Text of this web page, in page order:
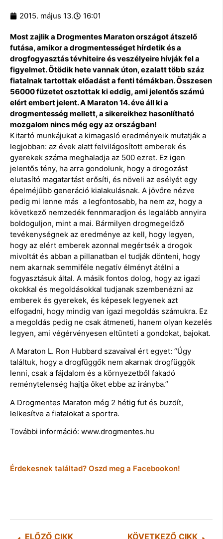
2015. május 13. 16:01
Most zajlik a Drogmentes Maraton országot átszelő
futása, amikor a drogmentességet hírdetik és a
drogfogyasztás tévhiteire és veszélyeire hívják fel a
figyelmet. Ötödik hete vannak úton, ezalatt több száz
fiatalnak tartottak előadást a fenti témákban. Összesen
56000 füzetet osztottak ki eddig, ami jelentős számú
elért embert jelent. A Maraton 14. éve áll ki a
drogmentesség mellett, a sikereikhez hasonlítható
mozgalom nincs még egy az országban!
Kitartó munkájukat a kimagasló eredményeik mutatják a
legjobban: az évek alatt felvilágosított emberek és
gyerekek száma meghaladja az 500 ezret. Ez igen
jelentős tény, ha arra gondolunk, hogy a drogozást
elutasító magatartást erősíti, és növeli az esélyét egy
épelméjűbb generáció kialakulásnak. A jövőre nézve
pedig mi lenne más a legfontosabb, ha nem az, hogy a
következő nemzedék fennmaradjon és legalább annyira
boldoguljon, mint a mai. Bármilyen drogmegelőző
tevékenységnek az eredménye az kell, hogy legyen,
hogy az elért emberek azonnal megértsék a drogok
mivoltát és abban a pillanatban el tudják dönteni, hogy
nem akarnak semmiféle negatív élményt átélni a
fogyasztásuk által. A másik fontos dolog, hogy az igazi
okokkal és megoldásokkal tudjanak szembenézni az
emberek és gyerekek, és képesek legyenek azt
elfogadni, hogy mindig van igazi megoldás számukra. Ez
a megoldás pedig ne csak átmeneti, hanem olyan kezelés
legyen, ami végérvényesen eltünteti a gondokat, bajokat.
A Maraton L. Ron Hubbard szavaival ért egyet: “Úgy
találtuk, hogy a drogfüggők nem akarnak drogfüggők
lenni, csak a fájdalom és a környezetből fakadó
reménytelenség hajtja őket ebbe az irányba.”
A Drogmentes Maraton még 2 hétig fut és buzdít,
lelkesítve a fiatalokat a sportra.
További információ: www.drogmentes.hu
Érdekesnek találtad? Oszd meg a Facebookon!
ELŐZŐ CIKK KÖVETKEZŐ CIKK